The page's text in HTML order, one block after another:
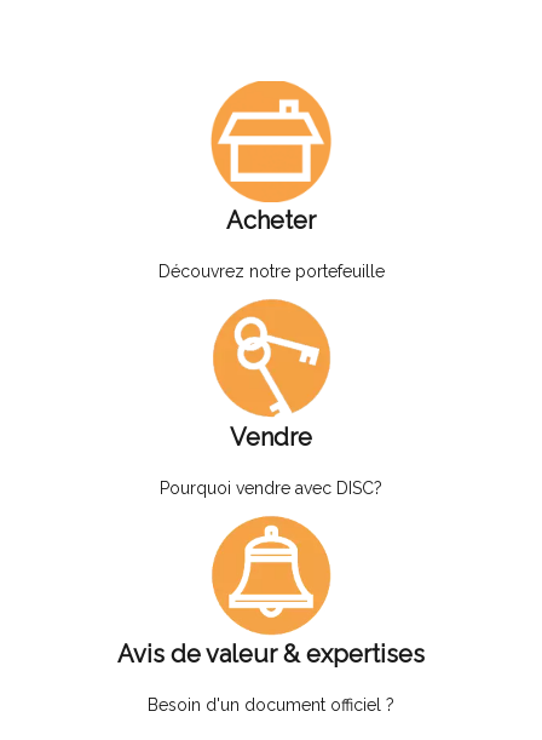
Acheter
Découvrez notre portefeuille
Vendre
Pourquoi vendre avec DISC?
Avis de valeur & expertises
Besoin d'un document officiel ?